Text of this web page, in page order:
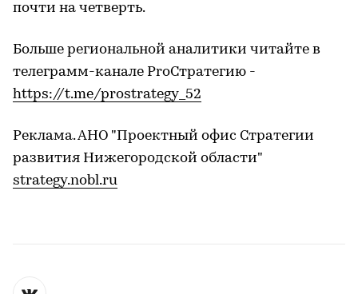
почти на четверть.
Больше региональной аналитики читайте в
телеграмм-канале ProСтратегию -
https://t.me/prostrategy_52
Реклама. АНО "Проектный офис Стратегии
развития Нижегородской области"
strategy.nobl.ru